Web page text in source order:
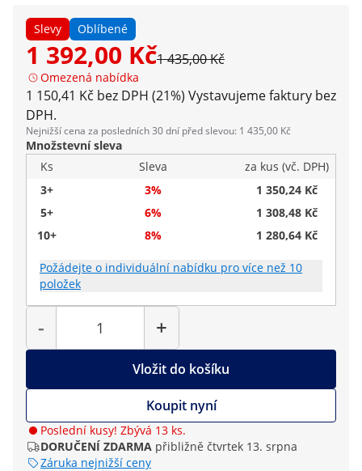
Slevy Oblíbené
1 392,00 Kč1 435,00 Kč
Omezená nabídka
1 150,41 Kč bez DPH (21%) Vystavujeme faktury bez
DPH.
Nejnižší cena za posledních 30 dní před slevou: 1 435,00 Kč
Množstevní sleva
Ks
Sleva
za kus (vč. DPH)
3+
3%
1 350,24 Kč
5+
6%
1 308,48 Kč
10+
8% 1 280,64 Kč
Požádejte o individuální nabídku pro více než 10
položek
-
Počet
+
Vložit do košíku
Koupit nyní
Poslední kusy! Zbývá 13 ks.
DORUČENÍ ZDARMA přibližně čtvrtek 13. srpna
Záruka nejnižší ceny